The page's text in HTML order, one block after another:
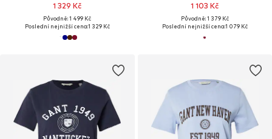
1 329 Kč
Původně: 1 499 Kč
Poslední nejnižší cena:1 329 Kč
1 103 Kč
Původně: 1 379 Kč
Poslední nejnižší cena:1 079 Kč